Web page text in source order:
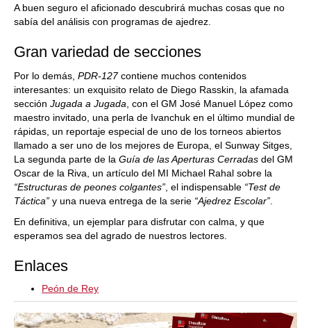
A buen seguro el aficionado descubrirá muchas cosas que no
sabía del análisis con programas de ajedrez.
Gran variedad de secciones
Por lo demás, PDR-127contiene muchos contenidos
interesantes: un exquisito relato de Diego Rasskin, la afamada
sección Jugada a Jugada , con el GM José Manuel López como
maestro invitado, una perla de Ivanchuk en el último mundial de
rápidas, un reportaje especial de uno de los torneos abiertos
llamado a ser uno de los mejores de Europa, el Sunway Sitges,
La segunda parte de la Guía de las Aperturas Cerradas del GM
Oscar de la Riva, un artículo del MI Michael Rahal sobre la
“Estructuras de peones colgantes” , el indispensable “Test de
Táctica” y una nueva entrega de la serie “Ajedrez Escolar”
En definitiva, un ejemplar para disfrutar con calma, y que
esperamos sea del agrado de nuestros lectores.
Enlaces
Peón de Rey